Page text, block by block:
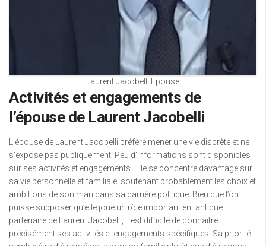
Laurent Jacobelli Epouse
Activités et engagements de
l’épouse de Laurent Jacobelli
L’épouse de Laurent Jacobelli préfère mener une vie discrète et ne
s’expose pas publiquement. Peu d’informations sont disponibles
sur ses activités et engagements. Elle se concentre davantage sur
sa vie personnelle et familiale, soutenant probablement les choix et
ambitions de son mari dans sa carrière politique. Bien que l’on
puisse supposer qu’elle joue un rôle important en tant que
partenaire de Laurent Jacobelli, il est difficile de connaître
précisément ses activités et engagements spécifiques. Sa priorité